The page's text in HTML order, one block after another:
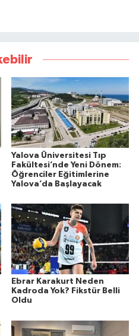
Yalova Üniversitesi Tıp
Fakültesi’nde Yeni Dönem:
Öğrenciler Eğitimlerine
Yalova’da Başlayacak
Ebrar Karakurt Neden
Kadroda Yok? Fikstür Belli
Oldu